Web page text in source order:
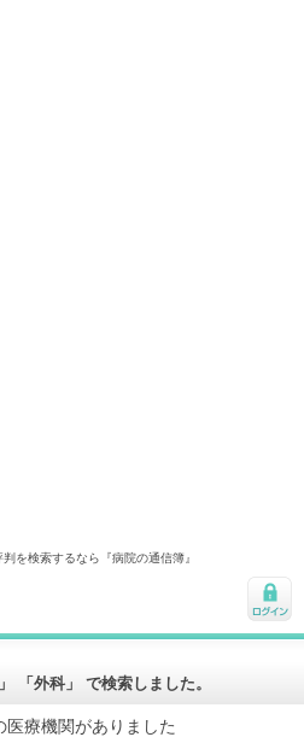
を検索するなら『病院の通信簿』
ログ
「奈良県」 「宇陀郡御杖村」 「外科」 で検索しました。
医療機関がありました